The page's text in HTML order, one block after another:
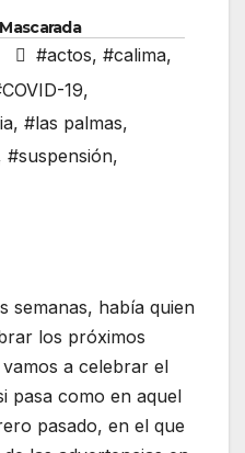
#actos, #calima,
19,
, #las palmas,
#suspensión,
semanas, había quien
los próximos
a celebrar el
pasa como en aquel
pasado, en el que